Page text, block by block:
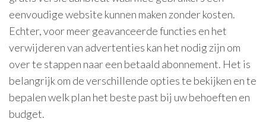
eenvoudige website kunnen maken zonder kosten.
Echter, voor meer geavanceerde functies en het
verwijderen van advertenties kan het nodig zijn om
over te stappen naar een betaald abonnement. Het is
belangrijk om de verschillende opties te bekijken en te
bepalen welk plan het beste past bij uw behoeften en
budget.